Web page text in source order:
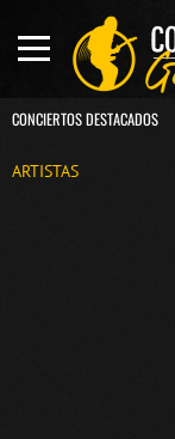
CONCIERTOS DESTACADOS
ARTISTAS